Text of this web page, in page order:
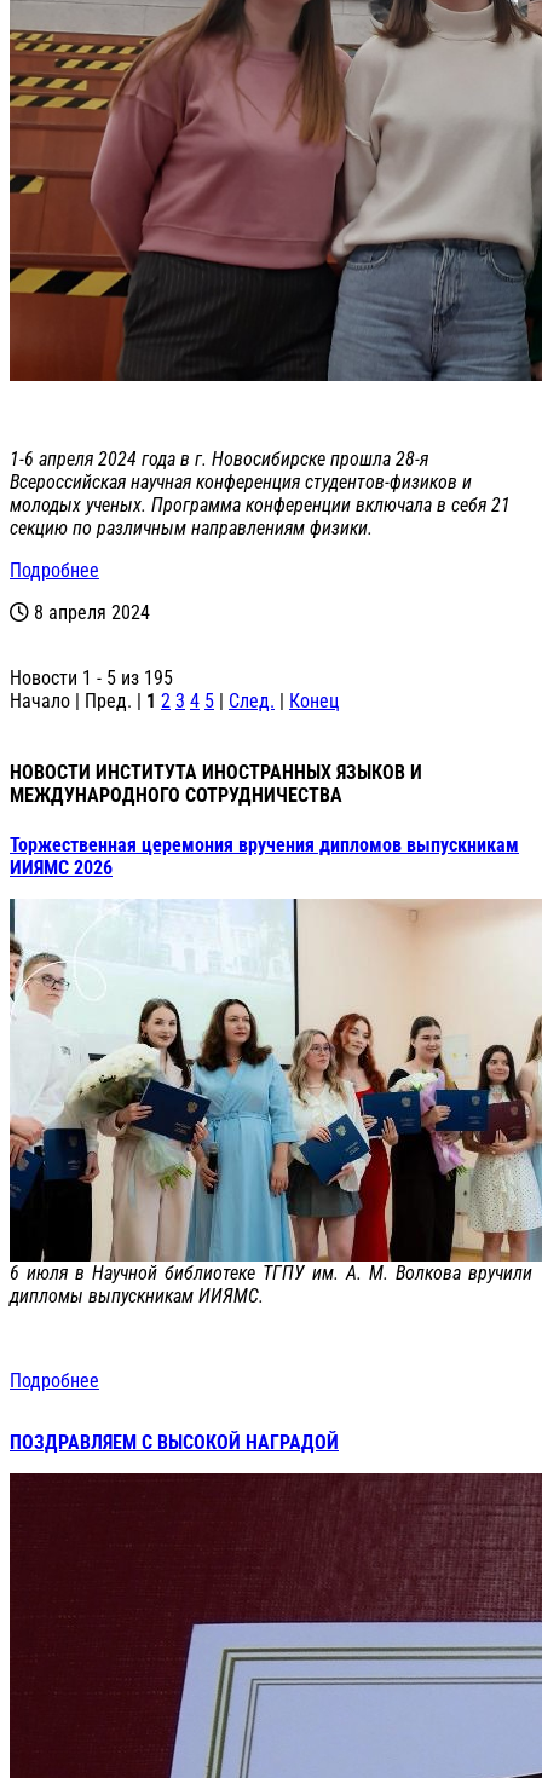
1-6 апреля 2024 года в г. Новосибирске прошла 28-я
Всероссийская научная конференция студентов-физиков и
молодых ученых. Программа конференции включала в себя 21
секцию по различным направлениям физики.
Подробнее
8 апреля 2024
Новости 1 - 5 из 195
Начало | Пред. | 1 2 3 4 5 | След. | Конец
НОВОСТИ ИНСТИТУТА ИНОСТРАННЫХ ЯЗЫКОВ И
МЕЖДУНАРОДНОГО СОТРУДНИЧЕСТВА
Торжественная церемония вручения дипломов выпускникам
ИИЯМС 2026
6 июля в Научной библиотеке ТГПУ им. А. М. Волкова вручили
дипломы выпускникам ИИЯМС.
Подробнее
ПОЗДРАВЛЯЕМ С ВЫСОКОЙ НАГРАДОЙ